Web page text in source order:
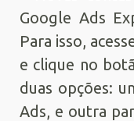
Google Ads
Para isso,
e clique no
duas opções:
Ads, e outra